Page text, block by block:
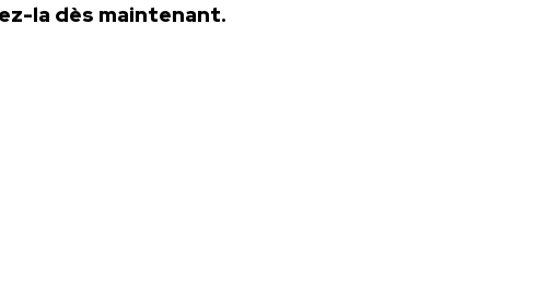
la dès maintenant.